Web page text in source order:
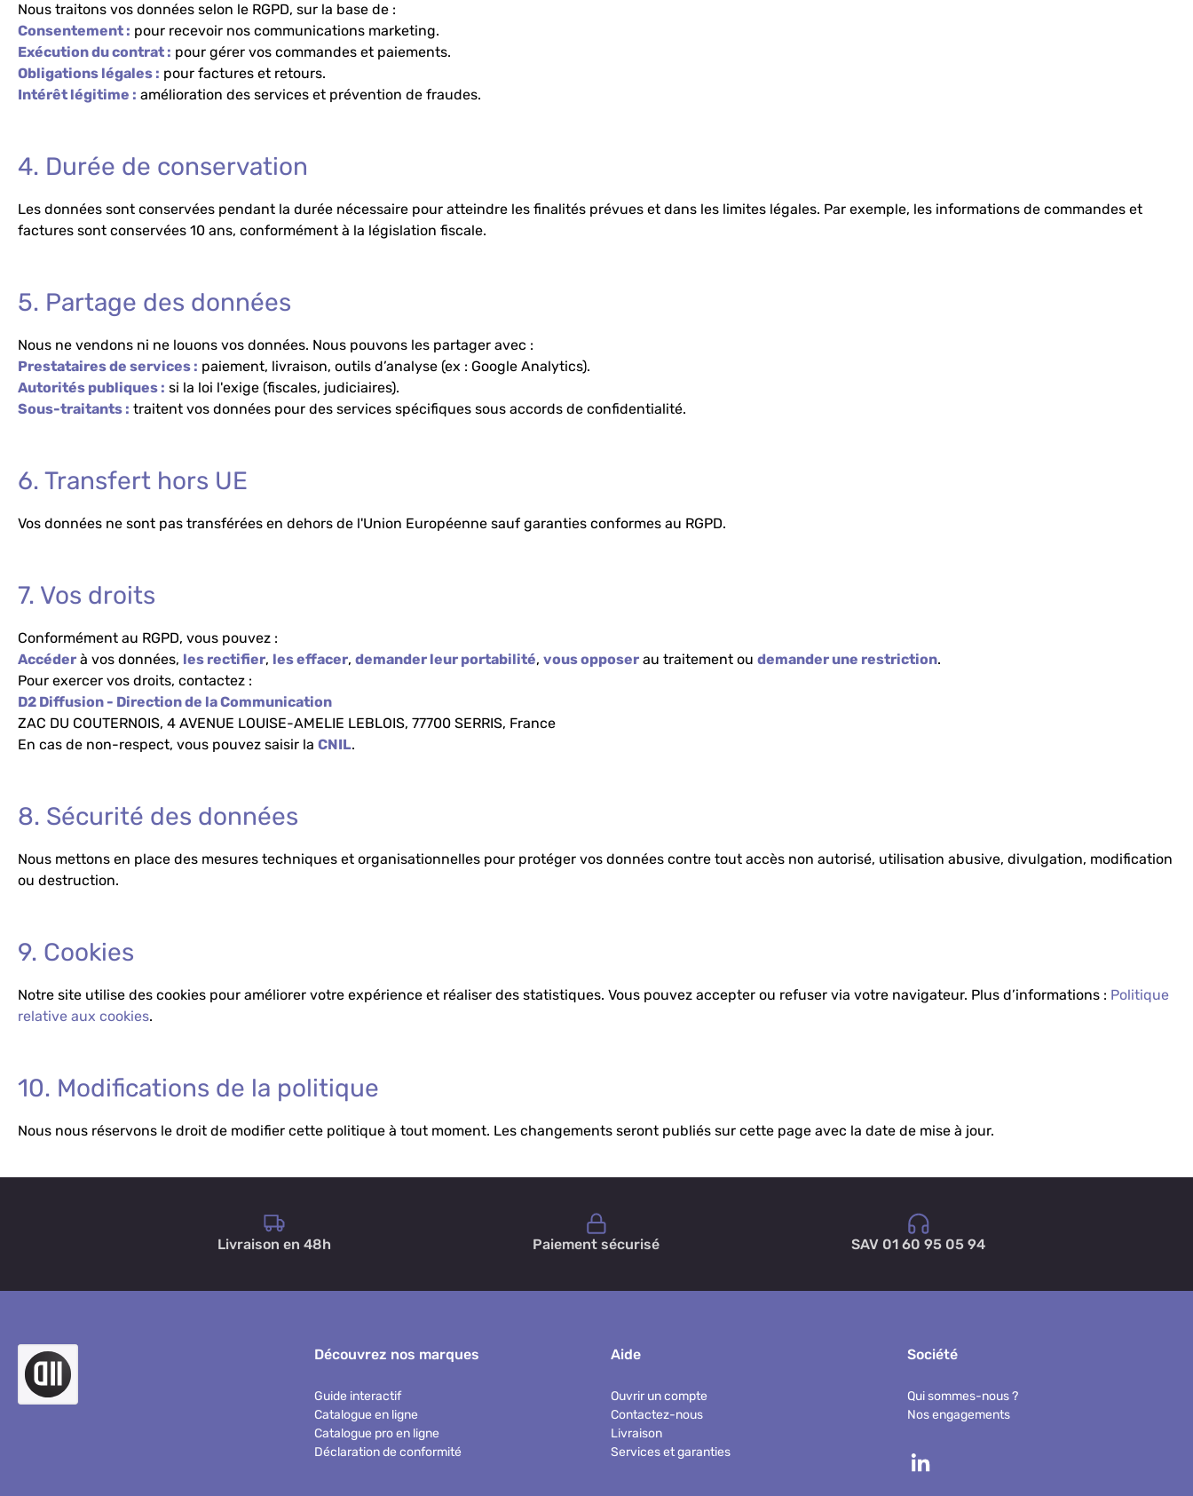
Nous traitons vos données selon le RGPD, sur la base de :
Consentement : pour recevoir nos communications marketing.
Exécution du contrat : pour gérer vos commandes et paiements.
Obligations légales : pour factures et retours.
Intérêt légitime : amélioration des services et prévention de fraudes.
4. Durée de conservation
Les données sont conservées pendant la durée nécessaire pour atteindre les finalités prévues et dans les limites légales. Par exemple, les informations de commandes et
factures sont conservées 10 ans, conformément à la législation fiscale.
5. Partage des données
Nous ne vendons ni ne louons vos données. Nous pouvons les partager avec :
Prestataires de services : paiement, livraison, outils d’analyse (ex : Google Analytics).
Autorités publiques : si la loi l'exige (fiscales, judiciaires).
Sous-traitants : traitent vos données pour des services spécifiques sous accords de confidentialité.
6. Transfert hors UE
Vos données ne sont pas transférées en dehors de l'Union Européenne sauf garanties conformes au RGPD.
7. Vos droits
Conformément au RGPD, vous pouvez :
Accéder à vos données, les rectifier, les effacer, demander leur portabilité, vous opposer au traitement ou demander une restriction.
Pour exercer vos droits, contactez :
D2 Diffusion - Direction de la Communication
ZAC DU COUTERNOIS, 4 AVENUE LOUISE-AMELIE LEBLOIS, 77700 SERRIS, France
En cas de non-respect, vous pouvez saisir la CNIL.
8. Sécurité des données
Nous mettons en place des mesures techniques et organisationnelles pour protéger vos données contre tout accès non autorisé, utilisation abusive, divulgation, modification
ou destruction.
9. Cookies
Notre site utilise des cookies pour améliorer votre expérience et réaliser des statistiques. Vous pouvez accepter ou refuser via votre navigateur. Plus d’informations : Politique
relative aux cookies.
10. Modifications de la politique
Nous nous réservons le droit de modifier cette politique à tout moment. Les changements seront publiés sur cette page avec la date de mise à jour.
Livraison en 48h Paiement sécurisé SAV 01 60 95 05 94
Découvrez nos marques
Guide interactif
Catalogue en ligne
Catalogue pro en ligne
Déclaration de conformité
Aide
Ouvrir un compte
Contactez-nous
Livraison
Services et garanties
Société
Qui sommes-nous ?
Nos engagements